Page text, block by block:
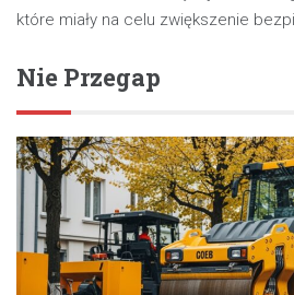
które miały na celu zwiększenie
Nie Przegap